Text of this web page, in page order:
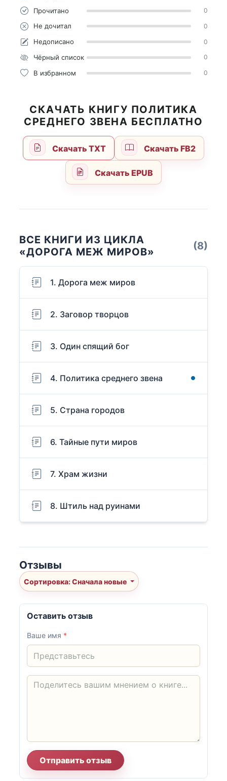
Прочитано 0
Не дочитал 0
Недописано 0
Чёрный список 0
В избранном 0
СКАЧАТЬ КНИГУ ПОЛИТИКА
СРЕДНЕГО ЗВЕНА БЕСПЛАТНО
Скачать TXT Скачать FB2
Скачать EPUB
ВСЕ КНИГИ ИЗ ЦИКЛА
«ДОРОГА МЕЖ МИРОВ»
(8)
1. Дорога меж миров
2. Заговор творцов
3. Один спящий бог
4. Политика среднего звена
5. Страна городов
6. Тайные пути миров
7. Храм жизни
8. Штиль над руинами
Отзывы
Сортировка: Сначала новые
Оставить отзыв
Ваше имя *
Отправить отзыв